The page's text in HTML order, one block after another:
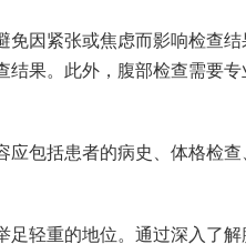
免因紧张或焦虑而影响检查结
结果。此外，腹部检查需要专
应包括患者的病史、体格检查
足轻重的地位。通过深入了解